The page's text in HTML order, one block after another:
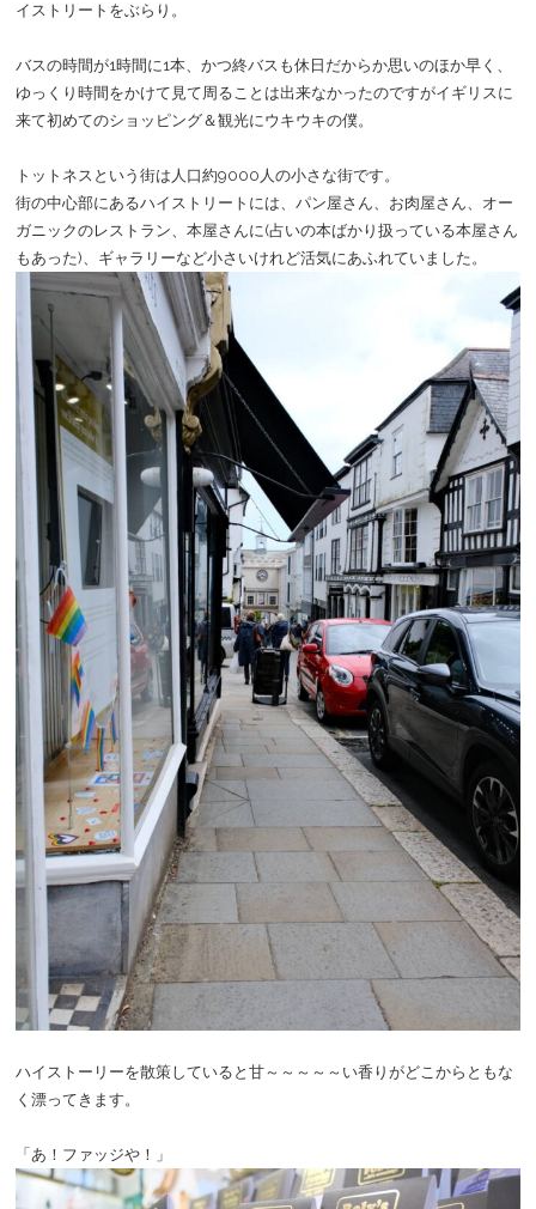
イストリートをぶらり。
バスの時間が1時間に1本、かつ終バスも休日だからか思いのほか早く、
ゆっくり時間をかけて見て周ることは出来なかったのですがイギリスに
来て初めてのショッピング＆観光にウキウキの僕。
トットネスという街は人口約9000人の小さな街です。
街の中心部にあるハイストリートには、パン屋さん、お肉屋さん、オー
ガニックのレストラン、本屋さんに(占いの本ばかり扱っている本屋さん
もあった)、ギャラリーなど小さいけれど活気にあふれていました。
ハイストーリーを散策していると甘～～～～～い香りがどこからともな
く漂ってきます。
「あ！ファッジや！」